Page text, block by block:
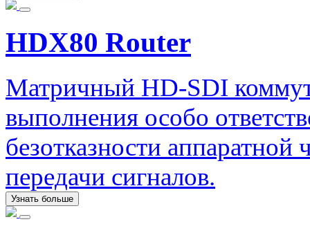
HDX80 Router
Матричный HD-SDI
выполнения особо
безотказности аппаратной
передачи сигналов.
Узнать больше